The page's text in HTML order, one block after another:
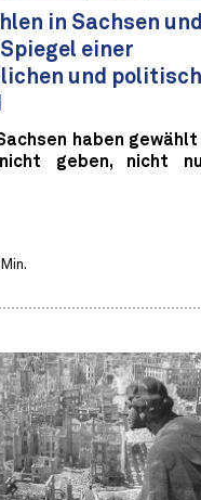
in Sachsen und
einer
und
haben
geben, nicht